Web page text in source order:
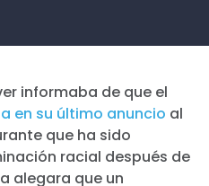
informaba de que el
en su último anuncio al
que ha sido
racial después de
alegara que un